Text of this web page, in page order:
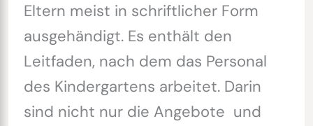
Eltern meist in schriftlicher Form
ausgehändigt. Es enthält den
Leitfaden, nach dem das Personal
des Kindergartens arbeitet. Darin
sind nicht nur die Angebote und